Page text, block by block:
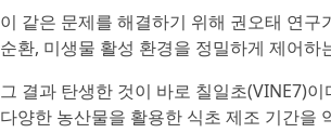
이 같은 문제를 해결하기 위해 권오태 연
순환, 미생물 활성 환경을 정밀하게 제어
그 결과 탄생한 것이 바로 칠일초(VINE7)
다양한 농산물을 활용한 식초 제조 기간을